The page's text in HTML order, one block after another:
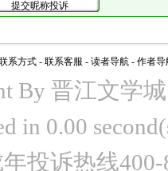
系方式 - 联系客服 - 读者导航 - 作者导
By 晋江文学
in 0.00
投诉热线